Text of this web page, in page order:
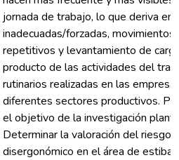
jornada de trabajo, lo que deriva en
inadecuadas/forzadas, movimientos
repetitivos y levantamiento de
producto de las actividades del
rutinarios realizadas en las
diferentes sectores productivos.
el objetivo de la investigación
Determinar la valoración del riesgo
disergonómico en el área de estiba-